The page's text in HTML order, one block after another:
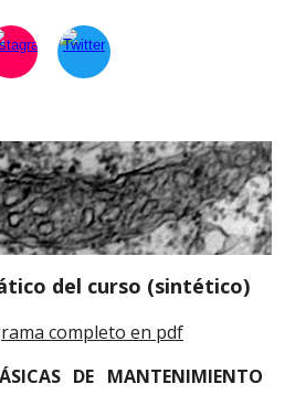
del curso (sintético)
completo en pdf
DE MANTENIMIENTO